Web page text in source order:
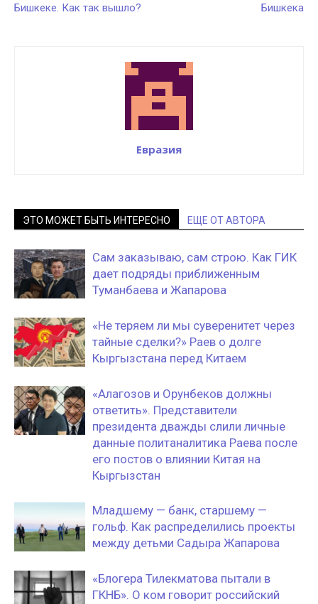
Бишкеке. Как так вышло?
Бишкека
Евразия
ЭТО МОЖЕТ БЫТЬ ИНТЕРЕСНО ЕЩЕ ОТ АВТОРА
Сам заказываю, сам строю. Как ГИК
дает подряды приближенным
Туманбаева и Жапарова
«Не теряем ли мы суверенитет через
тайные сделки?» Раев о долге
Кыргызстана перед Китаем
«Алагозов и Орунбеков должны
ответить». Представители
президента дважды слили личные
данные политаналитика Раева после
его постов о влиянии Китая на
Кыргызстан
Младшему — банк, старшему —
гольф. Как распределились проекты
между детьми Садыра Жапарова
«Блогера Тилекматова пытали в
ГКНБ». О ком говорит российский